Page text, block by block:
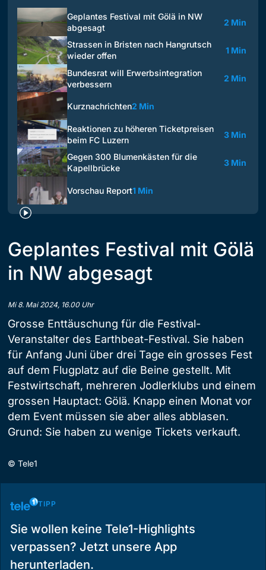
Geplantes Festival mit Gölä in NW
abgesagt
2 Min
Strassen in Bristen nach Hangrutsch
wieder offen
1 Min
Bundesrat will Erwerbsintegration
verbessern
2 Min
Kurznachrichten2 Min
Reaktionen zu höheren Ticketpreisen
beim FC Luzern
3 Min
Gegen 300 Blumenkästen für die
Kapellbrücke
3 Min
Vorschau Report1 Min
Geplantes Festival mit Gölä
in NW abgesagt
Mi 8. Mai 2024, 16.00 Uhr
Grosse Enttäuschung für die Festival-
Veranstalter des Earthbeat-Festival. Sie haben
für Anfang Juni über drei Tage ein grosses Fest
auf dem Flugplatz auf die Beine gestellt. Mit
Festwirtschaft, mehreren Jodlerklubs und einem
grossen Hauptact: Gölä. Knapp einen Monat vor
dem Event müssen sie aber alles abblasen.
Grund: Sie haben zu wenige Tickets verkauft.
© Tele1
TIPP
Sie wollen keine Tele1-Highlights
verpassen? Jetzt unsere App
herunterladen.